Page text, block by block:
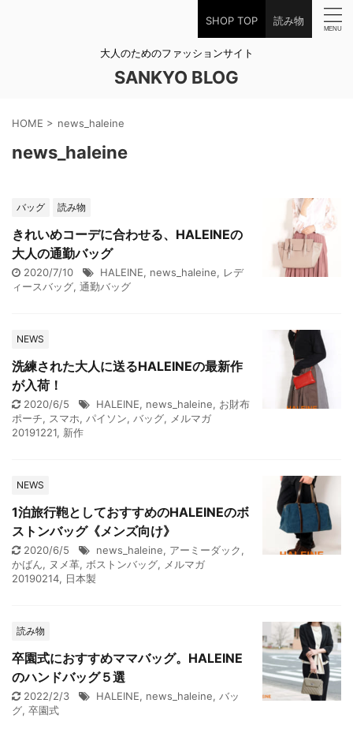
SHOP TOP 読み物
大人のためのファッションサイト
SANKYO BLOG
HOME > news_haleine
news_haleine
バッグ 読み物
きれいめコーデに合わせる、HALEINEの
大人の通勤バッグ
2020/7/10 HALEINE, news_haleine, レデ
ィースバッグ, 通勤バッグ
NEWS
洗練された大人に送るHALEINEの最新作
が入荷！
2020/6/5 HALEINE, news_haleine, お財布
ポーチ, スマホ, パイソン, バッグ, メルマガ
20191221, 新作
NEWS
1泊旅行鞄としておすすめのHALEINEのボ
ストンバッグ《メンズ向け》
2020/6/5 news_haleine, アーミーダック,
かばん, ヌメ革, ボストンバッグ, メルマガ
20190214, 日本製
読み物
卒園式におすすめママバッグ。HALEINE
のハンドバッグ５選
2022/2/3 HALEINE, news_haleine, バッ
グ, 卒園式